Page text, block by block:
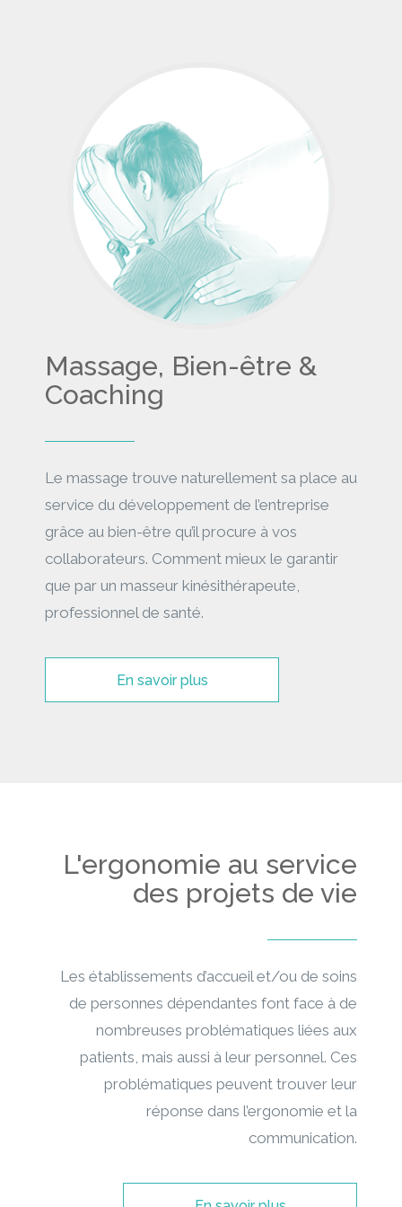
Massage, Bien-être &
Coaching
Le massage trouve naturellement sa place au
service du développement de l’entreprise
grâce au bien-être qu’il procure à vos
collaborateurs. Comment mieux le garantir
que par un masseur kinésithérapeute,
professionnel de santé.
En savoir plus
L'ergonomie au service
des projets de vie
Les établissements d’accueil et/ou de soins
de personnes dépendantes font face à de
nombreuses problématiques liées aux
patients, mais aussi à leur personnel. Ces
problématiques peuvent trouver leur
réponse dans l’ergonomie et la
communication.